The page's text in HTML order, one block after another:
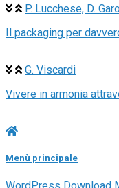
P. Lucchese, D.
Il packaging per
G. Viscardi
Vivere in armonia
Menù principale
WordPress Download